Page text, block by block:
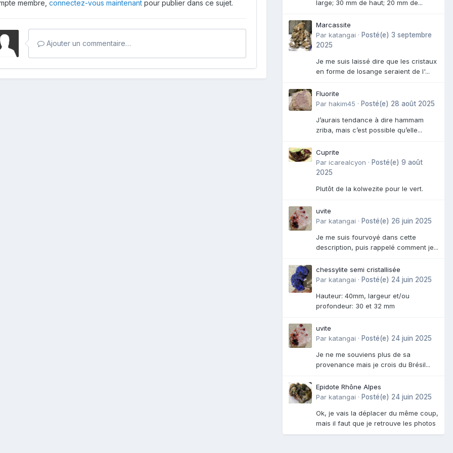
membre, connectez-vous maintenant pour publier dans ce sujet.
Ajouter un commentaire…
large; 30 mm de haut; 20 mm de...
Marcassite
Par katangai · Posté(e) 3 septembre
2025
Je me suis laissé dire que les cristaux
en forme de losange seraient de l'...
Fluorite
Par hakim45 · Posté(e) 28 août 2025
J’aurais tendance à dire hammam
zriba, mais c’est possible qu’elle...
Cuprite
Par icarealcyon · Posté(e) 9 août
2025
Plutôt de la kolwezite pour le vert.
uvite
Par katangai · Posté(e) 26 juin 2025
Je me suis fourvoyé dans cette
description, puis rappelé comment je...
chessylite semi cristallisée
Par katangai · Posté(e) 24 juin 2025
Hauteur: 40mm, largeur et/ou
profondeur: 30 et 32 mm
uvite
Par katangai · Posté(e) 24 juin 2025
Je ne me souviens plus de sa
provenance mais je crois du Brésil...
Epidote Rhône Alpes
Par katangai · Posté(e) 24 juin 2025
Ok, je vais la déplacer du même coup,
mais il faut que je retrouve les photos